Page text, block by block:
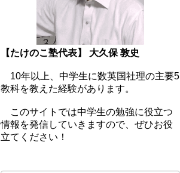
【たけのこ塾代表】 大久保 敦史
10年以上、中学生に数英国社理の主要5
教科を教えた経験があります。
このサイトでは中学生の勉強に役立つ
情報を発信していきますので、ぜひお役
立てください！